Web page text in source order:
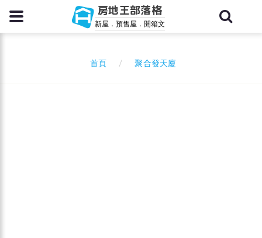
房地王部落格
新屋．預售屋．開箱文
首頁 聚合發天廈